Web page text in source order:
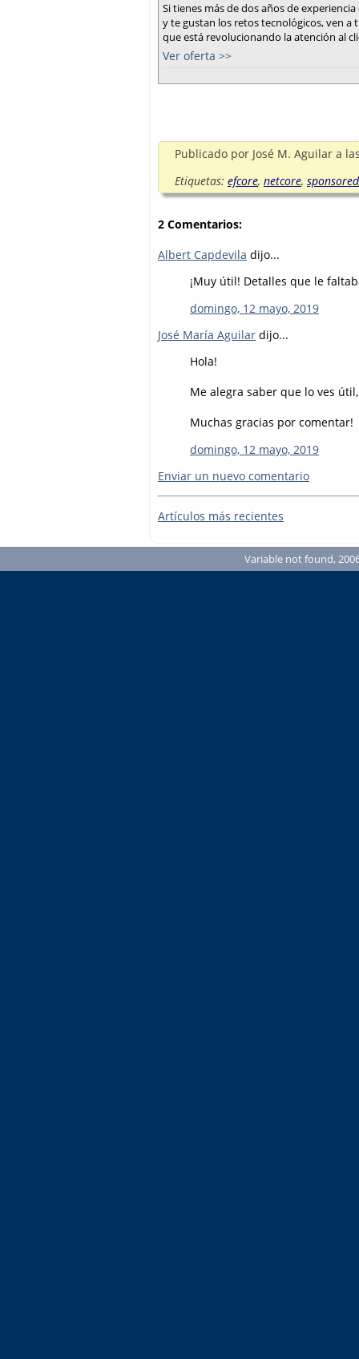
Si tienes más de dos años de
y te gustan los retos tecnológicos, ven
que está revolucionando la atención al
Ver oferta >>
Publicado por José M. Aguilar a
Etiquetas: efcore, netcore, sponsored
2 Comentarios:
Albert Capdevila dijo...
¡Muy útil! Detalles que le
domingo, 12 mayo, 2019
José María Aguilar dijo...
Hola!
Me alegra saber que lo ves
Muchas gracias por comentar!
domingo, 12 mayo, 2019
Enviar un nuevo comentario
Artículos más recientes
Variable not found,